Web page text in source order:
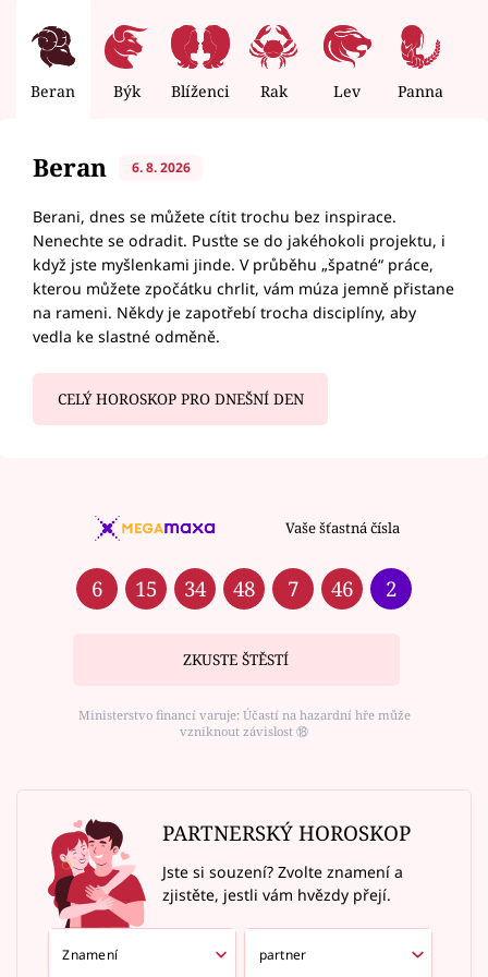
Beran Býk Blíženci Rak Lev Panna
Beran 6. 8. 2026
Berani, dnes se můžete cítit trochu bez inspirace.
Nenechte se odradit. Pusťte se do jakéhokoli projektu, i
když jste myšlenkami jinde. V průběhu „špatné“ práce,
kterou můžete zpočátku chrlit, vám múza jemně přistane
na rameni. Někdy je zapotřebí trocha disciplíny, aby
vedla ke slastné odměně.
CELÝ HOROSKOP PRO DNEŠNÍ DEN
Vaše šťastná čísla
6 15 34 48 7 46 2
ZKUSTE ŠTĚSTÍ
Ministerstvo financí varuje: Účastí na hazardní hře může
vzniknout závislost ⑱
PARTNERSKÝ HOROSKOP
Jste si souzení? Zvolte znamení a
zjistěte, jestli vám hvězdy přejí.